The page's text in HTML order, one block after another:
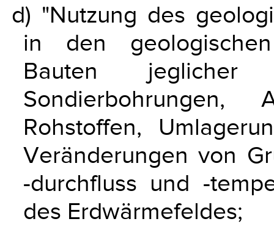
d) "Nutzung des
in den
Bauten jeglicher
Rohstoffen,
Veränderungen von
-durchfluss und -
des Erdwärmefeldes;